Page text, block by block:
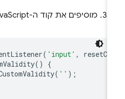
מוסיפים את קוד ה-JavaScript הבא:
('input',
()
( ''